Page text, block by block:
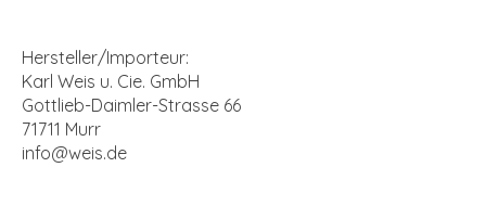
Hersteller/Importeur:
Karl Weis u. Cie. GmbH
Gottlieb-Daimler-Strasse 66
71711 Murr
info@weis.de